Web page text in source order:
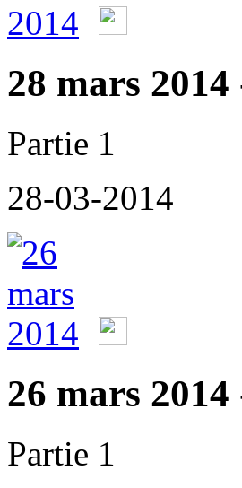
28 mars
Partie 1
28-03-2014
26 mars
Partie 1